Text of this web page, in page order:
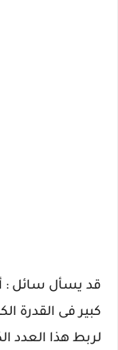
قد يسأل سائل :
كبير فى القدرة
لربط هذا العدد